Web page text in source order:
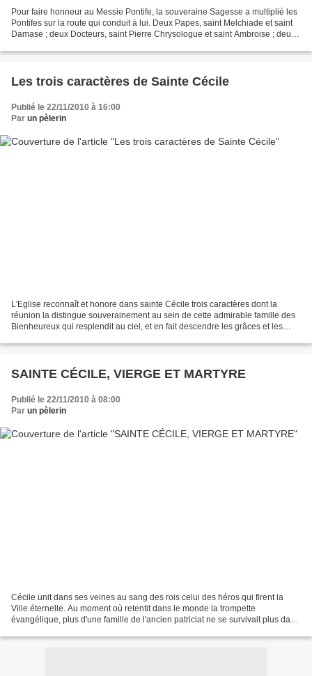
Pour faire honneur au Messie Pontife, la souveraine Sagesse a multiplié les
Pontifes sur la route qui conduit à lui. Deux Papes, saint Melchiade et saint
Damase ; deux Docteurs, saint Pierre Chrysologue et saint Ambroise ; deux
Les trois caractères de Sainte Cécile
Publié le 22/11/2010 à 16:00
Par un pèlerin
L'Eglise reconnaît et honore dans sainte Cécile trois caractères dont la
réunion la distingue souverainement au sein de cette admirable famille des
Bienheureux qui resplendit au ciel, et en fait descendre les grâces et les
SAINTE CÉCILE, VIERGE ET MARTYRE
Publié le 22/11/2010 à 08:00
Par un pèlerin
Cécile unit dans ses veines au sang des rois celui des héros qui firent la
Ville éternelle. Au moment où retentit dans le monde la trompette
évangélique, plus d'une famille de l'ancien patriciat ne se survivait plus dans